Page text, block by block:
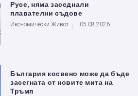
Русе, няма заседнали
плавателни съдове
Икономически Живот 05.08.2026
България косвено може да бъде
засегната от новите мита на
Тръмп